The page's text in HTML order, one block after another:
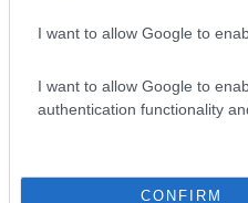
I want to allow Google to
I want to allow Google to
authentication functionality
CONFIRM
Ο
του